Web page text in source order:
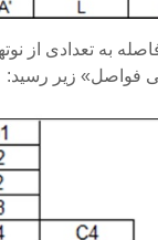
به تعدادی از
فواصل» زیر رسید: